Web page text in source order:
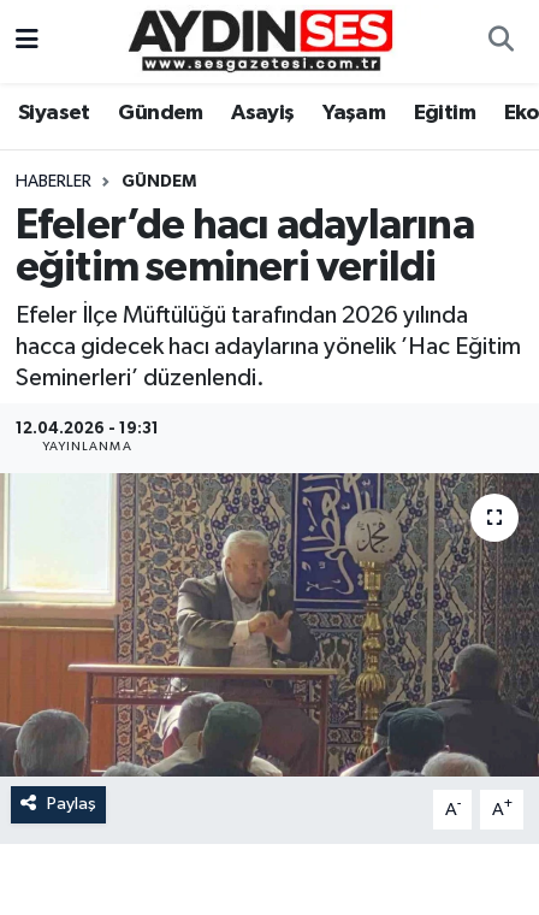
Siyaset Gündem Asayiş Yaşam Eğitim
HABERLER GÜNDEM
Efeler’de hacı adaylarına
eğitim semineri verildi
Efeler İlçe Müftülüğü tarafından 2026 yılında
hacca gidecek hacı adaylarına yönelik ’Hac Eğitim
Seminerleri’ düzenlendi.
12.04.2026 - 19:31
YAYINLANMA
Paylaş A- A+
Gündem
Siyaset
Ekonomi
Yaşam
Aydın Hava Durumu
Aydin Namaz Vakitleri
Aydın Trafik Yoğunluk Haritası
Süper Lig Puan Durumu ve Fikstür
Haber Arşivi